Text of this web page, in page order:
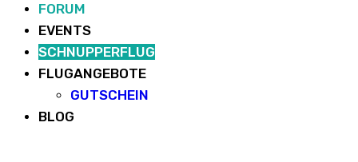
FORUM
EVENTS
SCHNUPPERFLUG
FLUGANGEBOTE
GUTSCHEIN
BLOG